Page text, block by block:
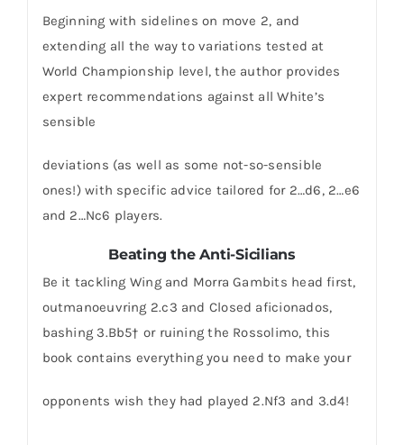
Beginning with sidelines on move 2, and
extending all the way to variations tested at
World Championship level, the author provides
expert recommendations against all White’s
sensible
deviations (as well as some not-so-sensible
ones!) with specific advice tailored for 2…d6, 2…e6
and 2…Nc6 players.
Beating the Anti-Sicilians
Be it tackling Wing and Morra Gambits head first,
outmanoeuvring 2.c3 and Closed aficionados,
bashing 3.Bb5† or ruining the Rossolimo, this
book contains everything you need to make your
opponents wish they had played 2.Nf3 and 3.d4!